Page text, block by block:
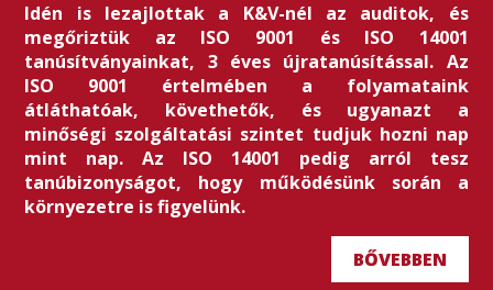
Idén is lezajlottak a K&V-nél az auditok, és
megőriztük az ISO 9001 és ISO 14001
tanúsítványainkat, 3 éves újratanúsítással. Az
ISO 9001 értelmében a folyamataink
átláthatóak, követhetők, és ugyanazt a
minőségi szolgáltatási szintet tudjuk hozni nap
mint nap. Az ISO 14001 pedig arról tesz
tanúbizonyságot, hogy működésünk során a
környezetre is figyelünk.
BŐVEBBEN